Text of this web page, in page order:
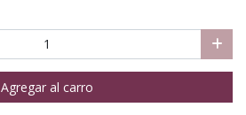
Agregar al carro